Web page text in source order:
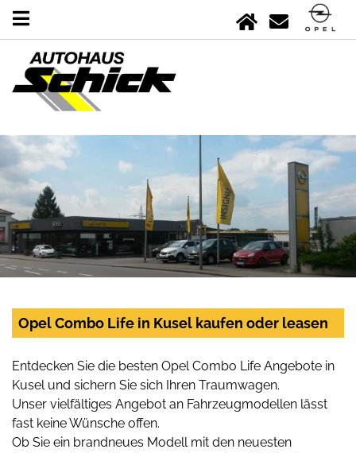
Opel Combo Life in Kusel kaufen oder leasen
Entdecken Sie die besten Opel Combo Life Angebote in
Kusel und sichern Sie sich Ihren Traumwagen.
Unser vielfältiges Angebot an Fahrzeugmodellen lässt
fast keine Wünsche offen.
Ob Sie ein brandneues Modell mit den neuesten